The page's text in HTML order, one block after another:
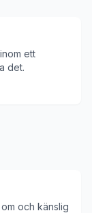
ett
det.
och känslig